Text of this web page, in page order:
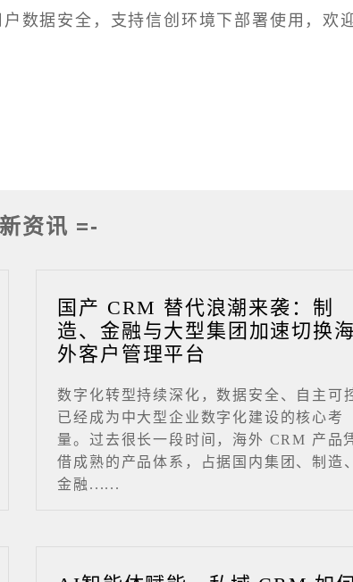
数据安全，支持信创环境下部署使用，欢
资讯 =-
国产 CRM 替代浪潮来袭：制
造、金融与大型集团加速切换
外客户管理平台
数字化转型持续深化，数据安全、自主可
已经成为中大型企业数字化建设的核心考
量。过去很长一段时间，海外 CRM 产品
借成熟的产品体系，占据国内集团、制造
金融......